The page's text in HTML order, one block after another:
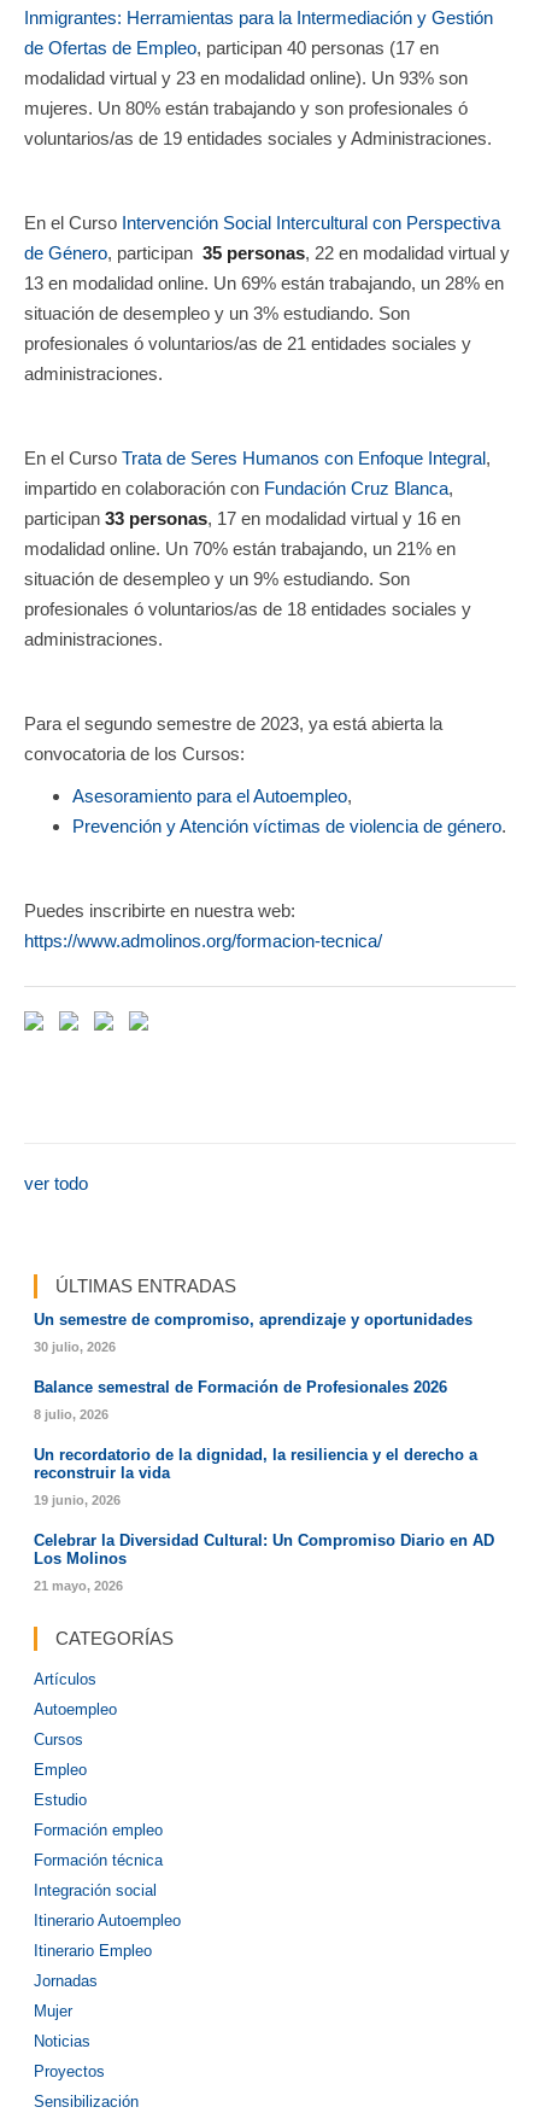
Inmigrantes: Herramientas para la Intermediación y Gestión
de Ofertas de Empleo, participan 40 personas (17 en
modalidad virtual y 23 en modalidad online). Un 93% son
mujeres. Un 80% están trabajando y son profesionales ó
voluntarios/as de 19 entidades sociales y Administraciones.
En el Curso Intervención Social Intercultural con Perspectiva
de Género, participan 35 personas, 22 en modalidad virtual y
13 en modalidad online. Un 69% están trabajando, un 28% en
situación de desempleo y un 3% estudiando. Son
profesionales ó voluntarios/as de 21 entidades sociales y
administraciones.
En el Curso Trata de Seres Humanos con Enfoque Integral,
impartido en colaboración con Fundación Cruz Blanca,
participan 33 personas, 17 en modalidad virtual y 16 en
modalidad online. Un 70% están trabajando, un 21% en
situación de desempleo y un 9% estudiando. Son
profesionales ó voluntarios/as de 18 entidades sociales y
administraciones.
Para el segundo semestre de 2023, ya está abierta la
convocatoria de los Cursos:
Asesoramiento para el Autoempleo,
Prevención y Atención víctimas de violencia de género.
Puedes inscribirte en nuestra web:
https://www.admolinos.org/formacion-tecnica/
ver todo
ÚLTIMAS ENTRADAS
Un semestre de compromiso, aprendizaje y oportunidades
30 julio, 2026
Balance semestral de Formación de Profesionales 2026
8 julio, 2026
Un recordatorio de la dignidad, la resiliencia y el derecho a
reconstruir la vida
19 junio, 2026
Celebrar la Diversidad Cultural: Un Compromiso Diario en AD
Los Molinos
21 mayo, 2026
CATEGORÍAS
Artículos
Autoempleo
Cursos
Empleo
Estudio
Formación empleo
Formación técnica
Integración social
Itinerario Autoempleo
Itinerario Empleo
Jornadas
Mujer
Noticias
Proyectos
Sensibilización